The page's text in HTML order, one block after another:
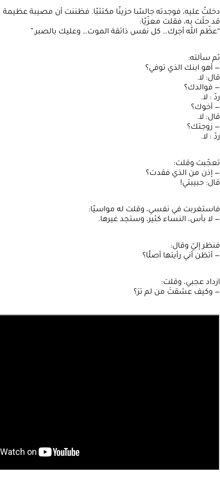
دخلتُ عليه، فوجدته جالسًا حزينًا مكتئبًا. فظننت أن مصيبة عظيمة
قد حلّت به، فقلت معزّيًا:
“عظّم الله أجرك… كل نفس ذائقة الموت… وعليك بالصبر.”
ثم سألته:
— أهو ابنك الذي توفي؟
قال: لا.
— فوالدك؟
ردّ : لا.
— أخوك؟
قال: لا.
— زوجتك؟
ردّ : لا.
تعجّبت وقلت:
— إذن من الذي فقدت؟
قال: حبيبتي!
فاستغربت في نفسي، وقلت له مواسيًا:
— لا بأس، النساء كثير، وستجد غيرها.
فنظر إليّ وقال:
— أتظن أني رأيتها أصلًا؟
ازداد عجبي، وقلت:
— وكيف عشقتَ من لم ترَ؟